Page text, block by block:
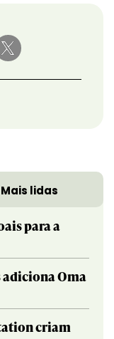
Mais lidas
para a
adiciona Oma
criam